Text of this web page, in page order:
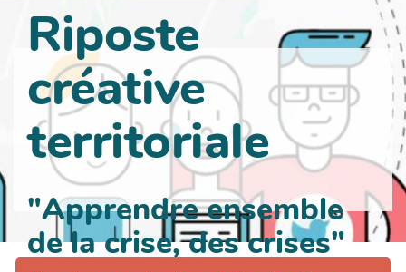
Riposte
créative
territoriale
"Apprendre ensemble
de la crise, des crises"